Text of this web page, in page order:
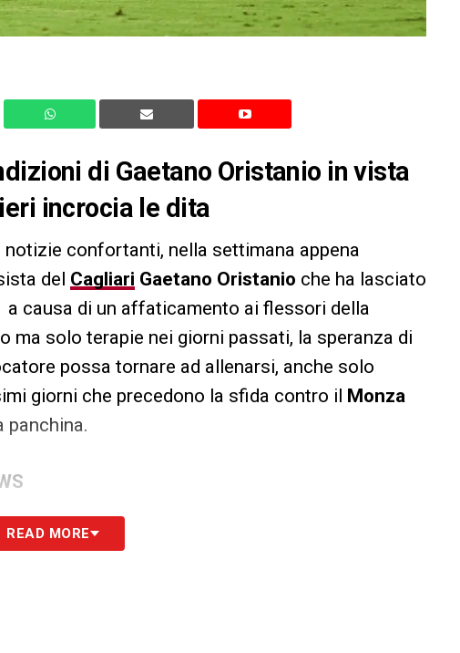
di Gaetano Oristanio in vista
incrocia le dita
confortanti, nella settimana appena
del Cagliari Gaetano Oristanio che ha lasciato
causa di un affaticamento ai flessori della
ma solo terapie nei giorni passati, la speranza di
possa tornare ad allenarsi, anche solo
giorni che precedono la sfida contro il Monza
panchina.
READ MORE